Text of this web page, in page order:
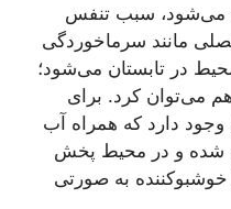
می‌شود، سبب تنفس
مانند سرماخوردگی
در تابستان می‌شود؛
می‌توان کرد. برای
دارد که همراه آب
شده و در محیط پخش
به صورتی